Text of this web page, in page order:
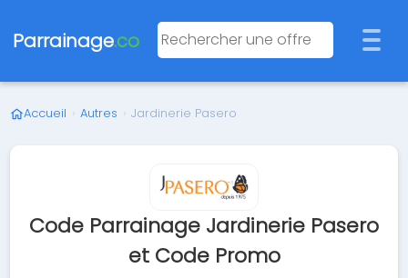
Parrainage.co
Accueil › Autres › Jardinerie Pasero
Code Parrainage Jardinerie Pasero
et Code Promo